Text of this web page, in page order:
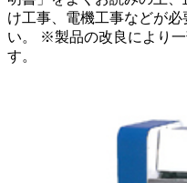
け工事、電機工事などが
い。 ※製品の改良により
す。